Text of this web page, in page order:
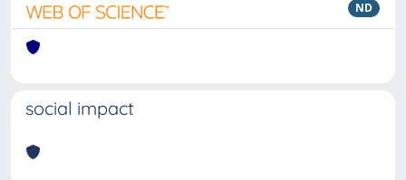
ND
social impact